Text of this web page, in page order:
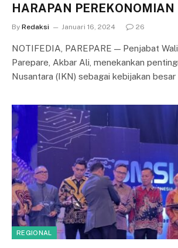
HARAPAN PEREKONOMIAN
By Redaksi Januari 16, 2024 26
NOTIFEDIA, PAREPARE — Penjabat
Parepare, Akbar Ali, menekankan
Nusantara (IKN) sebagai kebijakan
REGIONAL